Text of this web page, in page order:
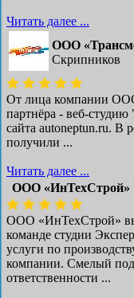
Читать далее ...
ООО
Скрипников
От лица компании
партнёра - веб-студию
сайта autoneptun.ru. В
получили ...
Читать далее ...
ООО «ИнТехСтрой»
ООО «ИнТехСтрой»
команде студии
услуги по
компании. Смелый
ответственности ...